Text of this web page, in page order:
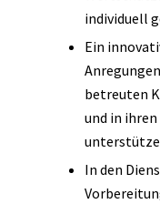
individuell
Ein
betreuten
und in
In den